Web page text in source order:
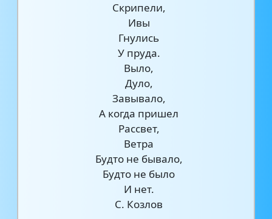
Скрипели,
Ивы
Гнулись
У пруда.
Выло,
Дуло,
Завывало,
А когда пришел
Рассвет,
Ветра
Будто не бывало,
Будто не было
И нет.
С. Козлов